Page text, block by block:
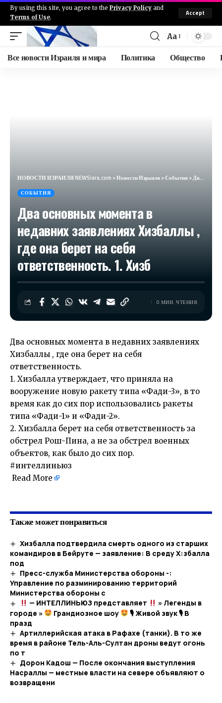
By using this site, you agree to the Privacy Policy and
Terms of Use.
Accept
Aa
Все новости Израиля и мира Политика Общество
НОВОСТИ ИЗРАИЛЯ NEWSisra.com >Новости Израиля>События>Два основных момента в недавних заявлениях Хизбаллы , где она берет на себя ответственность. 1. Хизб
СОБЫТИЯ
Два основных момента в
недавних заявлениях Хизбаллы ,
где она берет на себя
ответственность. 1. Хизб
0 МИН. ЧТЕНИЯ
Два основных момента в недавних заявлениях
Хизбаллы , где она берет на себя
ответственность.
1. Хизбалла утверждает, что приняла на
вооружение новую ракету типа «Фади-3», в то
время как до сих пор использовались ракеты
типа «Фади-1» и «Фади-2».
2. Хизбалла берет на себя ответственность за
обстрел Рош-Пина, а не за обстрел военных
объектов, как было до сих пор.
#интеллиньюз
Read More
Также может понравиться
Хизбалла подтвердила смерть одного из старших
командиров в Бейруте — заявление: В среду Х:збалла
под
Пресс-служба Министерства обороны -:
Управление по разминированию территорий
Министерства обороны с
— ИНТЕЛЛИНЬЮЗ представляет
» Легенды в
городе »
Грандиозное шоу
🎙 Живой звук 🎙 В
празд
Артиллерийская атака в Рафахе (танки). В то же
время в районе Тель-Аль-Султан дроны ведут огонь
по т
Дорон Кадош — После окончания выступления
Насраллы — местные власти на севере объявляют о
возвращени